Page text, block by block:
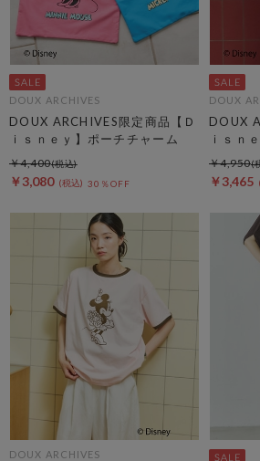
DOUX ARCHIVES
DOUX ARCHIVES限定商品【Ｄ
ｉｓｎｅｙ】ポーチチャーム
￥3,080 30％OFF
￥4,400
DOUX
DOUX
ｉｓｎ
￥3,465
￥4,950
DOUX ARCHIVES